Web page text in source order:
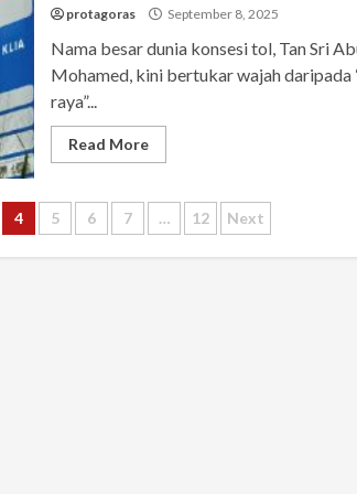
protagoras September 8, 2025
Nama besar dunia konsesi tol, Tan Sri
Mohamed, kini bertukar wajah daripada
raya”...
Read More
4 5 6 7 … 12 Next